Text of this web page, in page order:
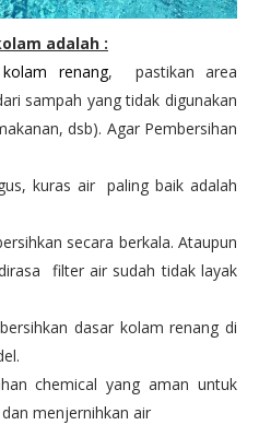
adalah :
renang, pastikan area
sampah yang tidak digunakan
dsb). Agar Pembersihan
kuras air paling baik adalah
secara berkala. Ataupun
filter air sudah tidak layak
dasar kolam renang di
chemical yang aman untuk
menjernihkan air